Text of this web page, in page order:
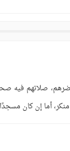
صلاتهم فيه
منكر، أما إن كان